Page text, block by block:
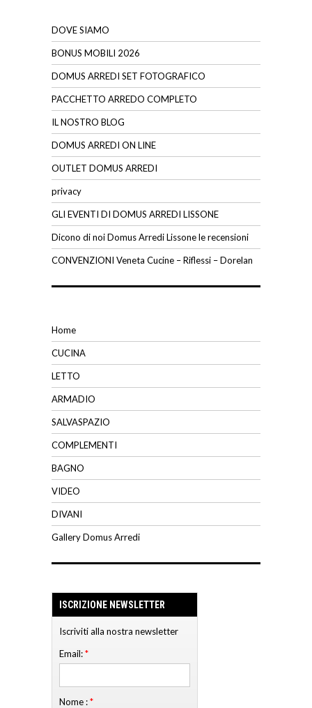
DOVE SIAMO
BONUS MOBILI 2026
DOMUS ARREDI SET FOTOGRAFICO
PACCHETTO ARREDO COMPLETO
IL NOSTRO BLOG
DOMUS ARREDI ON LINE
OUTLET DOMUS ARREDI
privacy
GLI EVENTI DI DOMUS ARREDI LISSONE
Dicono di noi Domus Arredi Lissone le recensioni
CONVENZIONI Veneta Cucine – Riflessi – Dorelan
Home
CUCINA
LETTO
ARMADIO
SALVASPAZIO
COMPLEMENTI
BAGNO
VIDEO
DIVANI
Gallery Domus Arredi
ISCRIZIONE NEWSLETTER
Iscriviti alla nostra newsletter
Email:*
Nome :*